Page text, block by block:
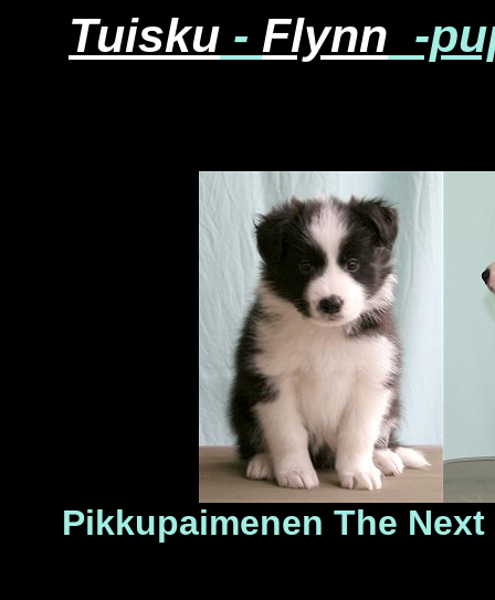
Tuisku - Flynn -
Pikkupaimenen The